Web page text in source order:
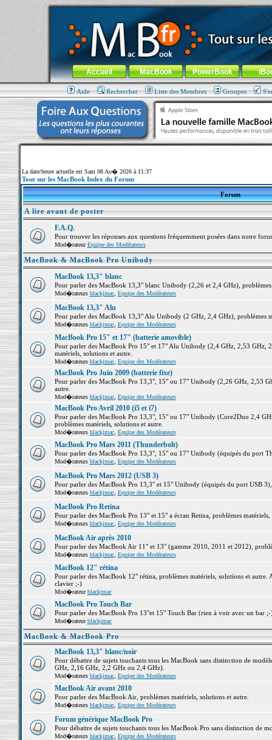
MacBook-fr.com : 100% Apple... 100% nomade !
Aller au contenu-Aller au menu général-Aller au menu de
Menu général
Accueil MacBook PowerBook
Aide Rechercher Liste des Membres Groupes
La date/heure actuelle est Sam 08 Ao� 2026 à 11:37
Tout sur les MacBook Index du Forum
Forum
A lire avant de poster
F.A.Q.
Pour trouver les réponses aux questions fréquemment posées dans notre
Mod�rateurEquipe des Modérateurs
MacBook & MacBook Pro Unibody
MacBook 13,3" blanc
Pour parler des MacBook 13,3" blanc Unibody (2,26 et 2,4 GHz),
Mod�rateurs blackjmac, Equipe des Modérateurs
MacBook 13,3" Alu
Pour parler des MacBook 13,3" Alu Unibody (2 GHz, 2,4 GHz), problèmes
Mod�rateurs blackjmac, Equipe des Modérateurs
MacBook Pro 15" et 17" (batterie amovible)
Pour parler des MacBook Pro 15" et 17" Alu Unibody (2,4 GHz, 2,53 GHz,
matériels, solutions et autre.
Mod�rateurs blackjmac, Equipe des Modérateurs
MacBook Pro Juin 2009 (batterie fixe)
Pour parler des MacBook Pro 13,3", 15" ou 17" Unibody (2,26 GHz, 2,53
autre.
Mod�rateurs blackjmac, Equipe des Modérateurs
MacBook Pro Avril 2010 (i5 et i7)
Pour parler des MacBook Pro 13,3", 15" ou 17" Unibody (Core2Duo 2,4
problèmes matériels, solutions et autre.
Mod�rateurs blackjmac, Equipe des Modérateurs
MacBook Pro Mars 2011 (Thunderbolt)
Pour parler des MacBook Pro 13,3", 15" ou 17" Unibody (équipés du port
Mod�rateurs blackjmac, Equipe des Modérateurs
MacBook Pro Mars 2012 (USB 3)
Pour parler des MacBook Pro 13,3" et 15" Unibody (équipés du port USB
Mod�rateurs blackjmac, Equipe des Modérateurs
MacBook Pro Retina
Pour parler des MacBook Pro 13" et 15" a écran Retina, problèmes matériels,
Mod�rateurs blackjmac, Equipe des Modérateurs
MacBook Air après 2010
Pour parler des MacBook Air 11" et 13" (gamme 2010, 2011 et 2012),
Mod�rateurs blackjmac, Equipe des Modérateurs
MacBook 12" rétina
Pour parler des MacBook 12" rétina, problèmes matériels, solutions et
clavier ;-)
Mod�rateurblackjmac
MacBook Pro Touch Bar
Pour parler des MacBook Pro 13"et 15" Touch Bar (rien à voir avec un bar
Mod�rateurblackjmac
MacBook & MacBook Pro
MacBook 13,3" blanc/noir
Pour débattre de sujets touchants tous les MacBook sans distinction de
GHz, 2,16 GHz, 2,2 GHz ou 2,4 GHz).
Mod�rateurs blackjmac, Equipe des Modérateurs
MacBook Air avant 2010
Pour parler des MacBook Air, problèmes matériels, solutions et autre.
Mod�rateurs blackjmac, Equipe des Modérateurs
Forum générique MacBook Pro
Pour débattre de sujets touchants tous les MacBook Pro sans distinction de
Mod�rateurs blackjmac, Equipe des Modérateurs